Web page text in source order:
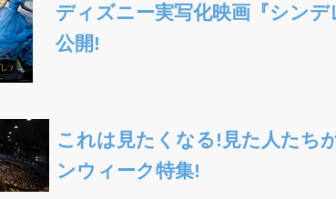
ディズニー実写化映画『シン
公開!
これは見たくなる!見た人たち
ンウィーク特集!